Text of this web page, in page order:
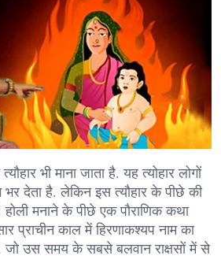
भी माना जाता है. यह त्योहार लोगों
देता है. लेकिन इस त्यौहार के पीछे की
मनाने के पीछे एक पौराणिक कथा
प्राचीन काल में हिरणाकश्यप नाम का
जो उस समय के सबसे बलवान राक्षसों में से